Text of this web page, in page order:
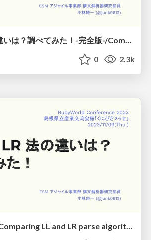
0 2.3k
ESM Super LT/Comparing LL and LR parse algorithm